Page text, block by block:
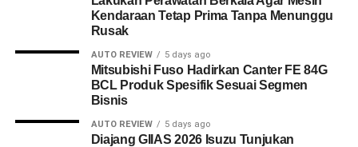
Kendaraan Tetap Prima Tanpa Menunggu
Rusak
AUTO REVIEW 5 days ago
Mitsubishi Fuso Hadirkan Canter FE 84G
BCL Produk Spesifik Sesuai Segmen
Bisnis
AUTO REVIEW 5 days ago
Diajang GIIAS 2026 Isuzu Tunjukan